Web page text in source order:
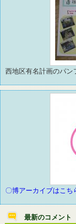
西地区有名計画のパン
〇博アーカイブはこち
最新のコメント